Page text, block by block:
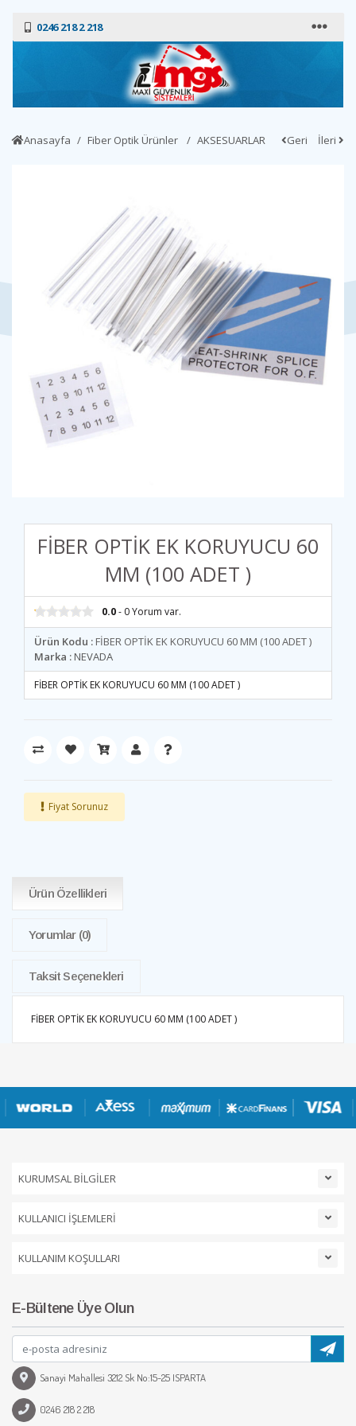
0246 218 2 218
Anasayfa Fiber Optik Ürünler AKSESUARLAR Geri İleri
FİBER OPTİK EK KORUYUCU 60
MM (100 ADET )
0.0- 0 Yorum var.
Ürün Kodu : FİBER OPTİK EK KORUYUCU 60 MM (100 ADET )
Marka :NEVADA
FİBER OPTİK EK KORUYUCU 60 MM (100 ADET )
Fiyat Sorunuz
Ürün Özellikleri
Yorumlar (0)
Taksit Seçenekleri
FİBER OPTİK EK KORUYUCU 60 MM (100 ADET )
KURUMSAL BİLGİLER
KULLANICI İŞLEMLERİ
KULLANIM KOŞULLARI
E-Bültene Üye Olun
Sanayi Mahallesi 3212 Sk No:15-25 ISPARTA
0246 218 2 218